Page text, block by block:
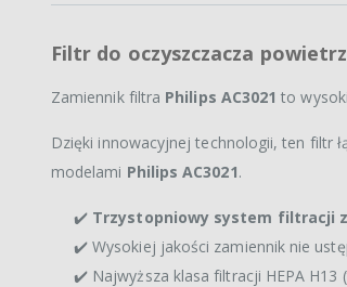
Filtr do oczyszczacza
Zamiennik filtra Philips AC3021 to
Dzięki innowacyjnej technologii, ten filtr
modelami Philips AC3021.
✔️ Trzystopniowy system filtracji
✔️ Wysokiej jakości zamiennik nie
✔️ Najwyższa klasa filtracji HEPA H13